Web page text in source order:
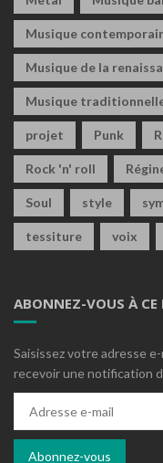
Musique
Musique de la
Musique
projet Punk
Rock 'n' roll
Soul style
tessiture voix
ABONNEZ-VOUS À CE
Saisissez votre adresse
recevoir une notification
mail
Abonnez-vous